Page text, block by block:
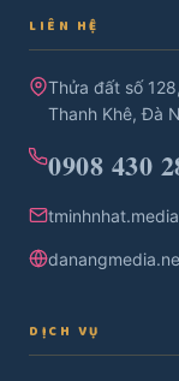
LIÊN HỆ
Thửa đất số
Thanh Khê, Đà
0908 430
DỊCH VỤ